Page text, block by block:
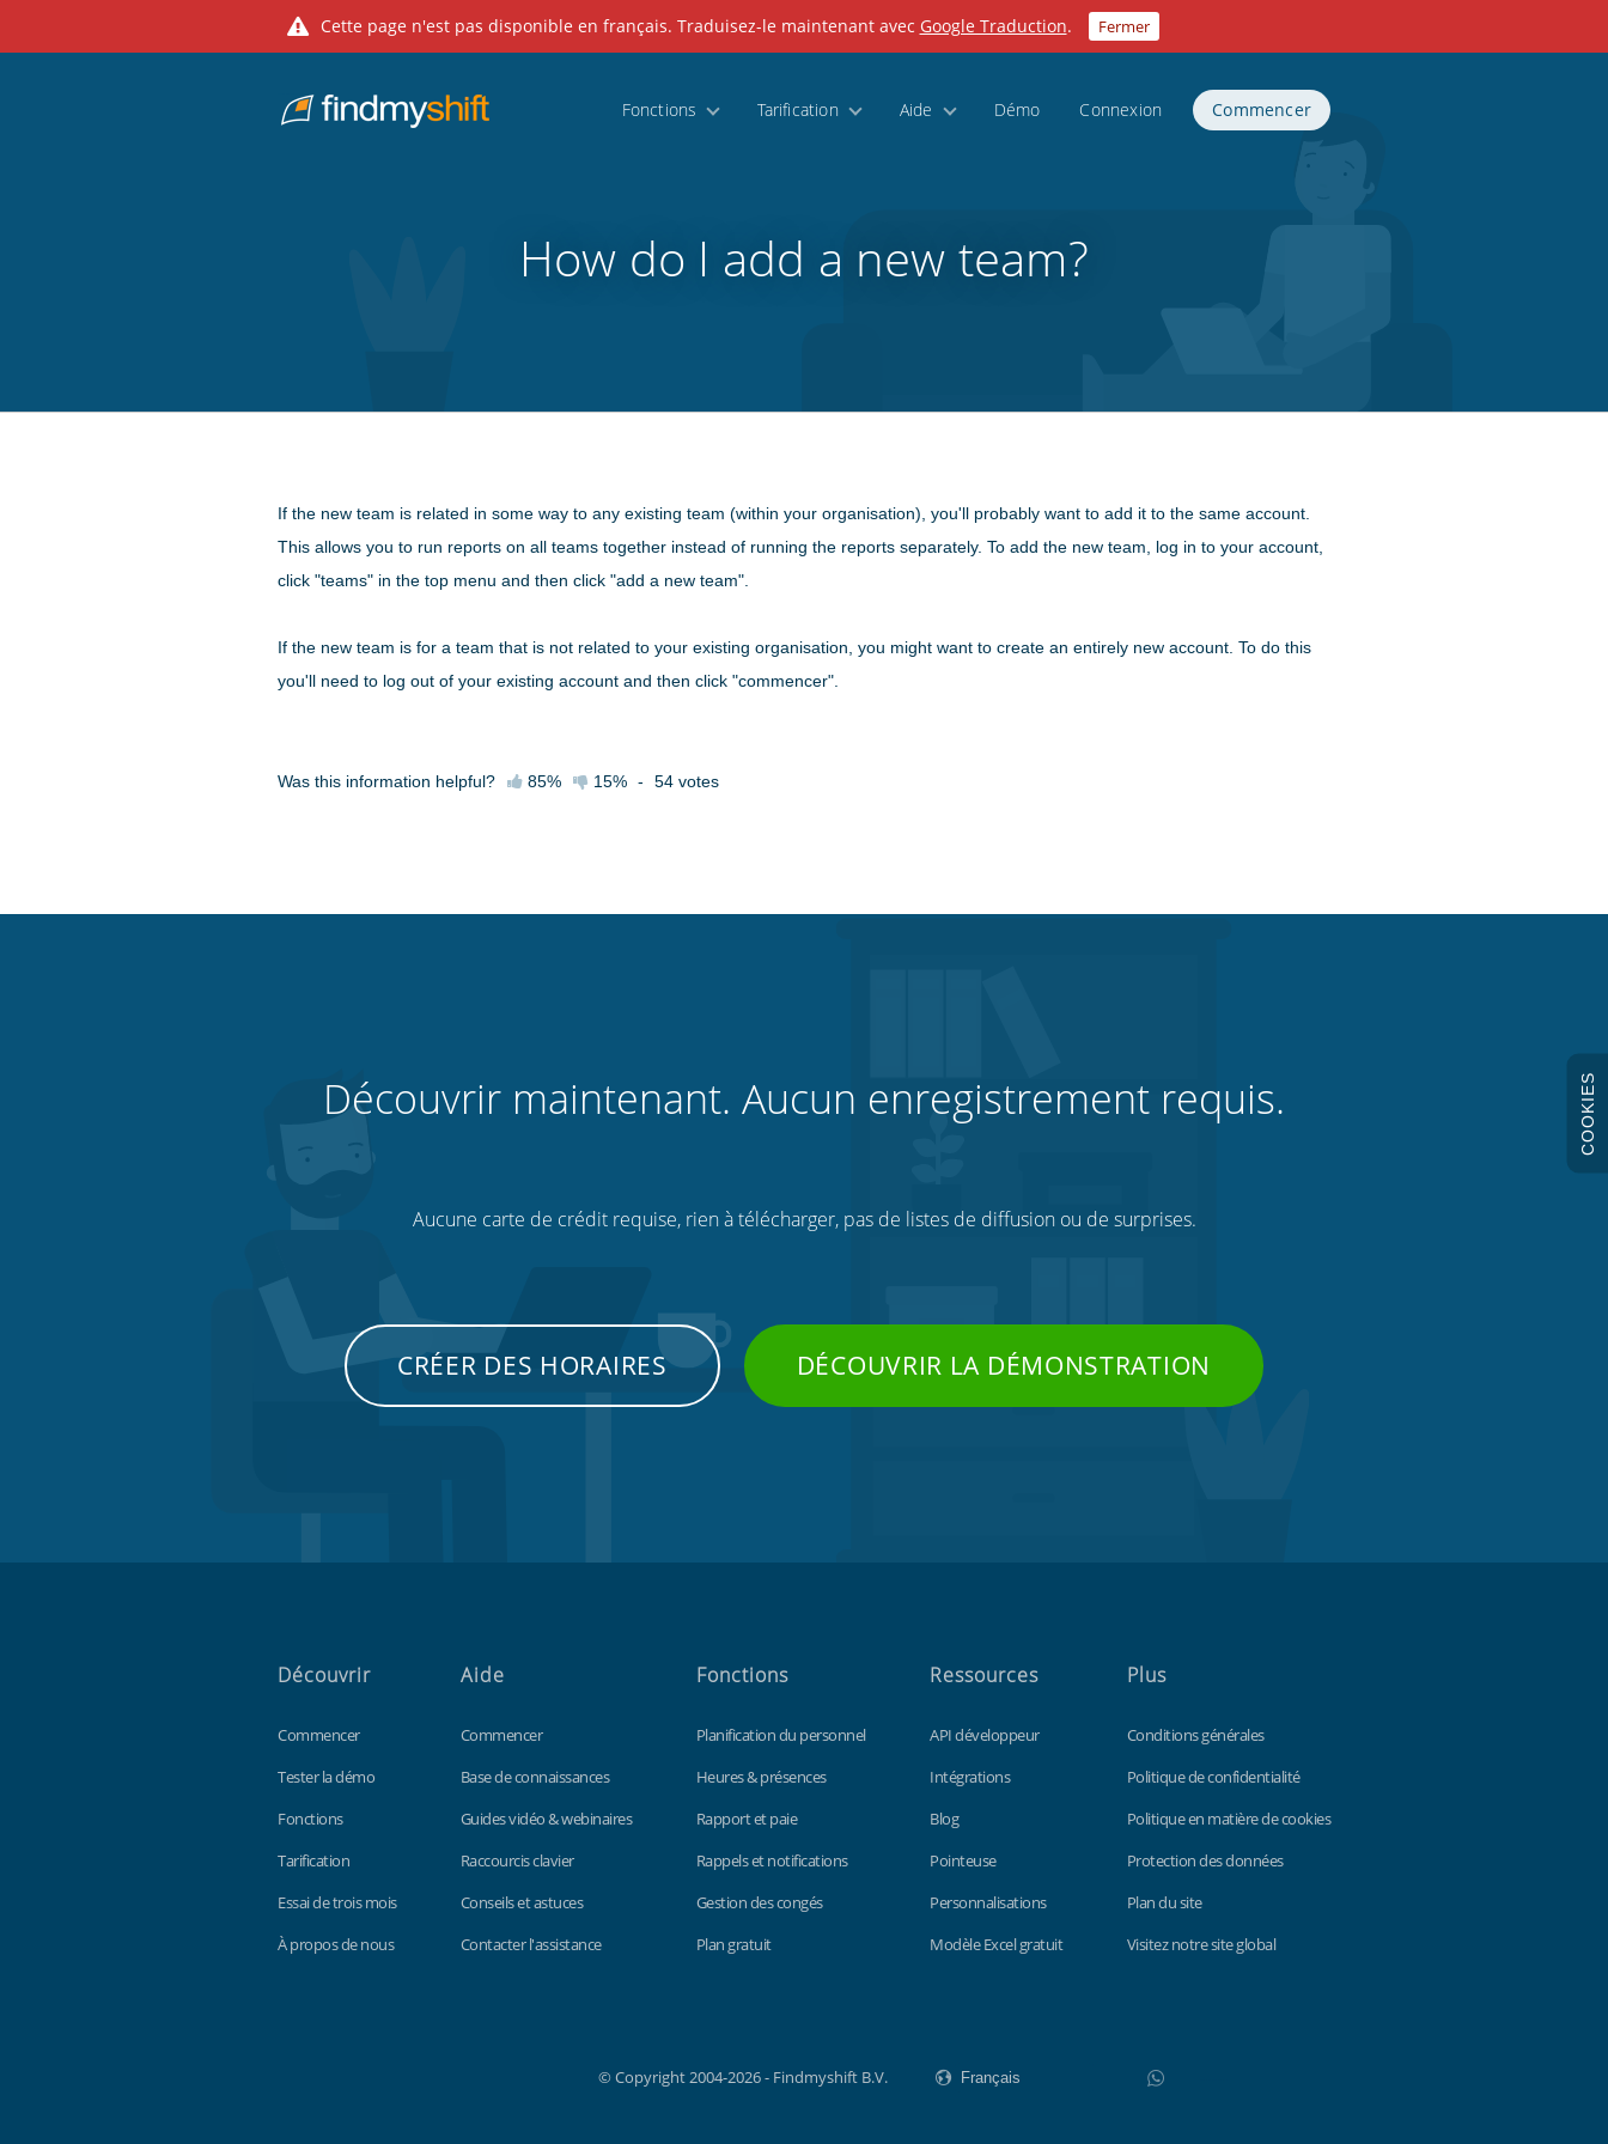
Cette page n'est pas disponible en français. Traduisez-le maintenant avec Google Traduction. Fermer
Fixe Fonctions Tarification Aide Démo Connexion Commencer
How do I add a new team?
If the new team is related in some way to any existing team (within your organisation), you'll probably want to add it to the same account.
This allows you to run reports on all teams together instead of running the reports separately. To add the new team, log in to your account,
click "teams" in the top menu and then click "add a new team".
If the new team is for a team that is not related to your existing organisation, you might want to create an entirely new account. To do this
you'll need to log out of your existing account and then click "commencer".
Was this information helpful? 85% 15% - 54 votes
Découvrir maintenant. Aucun enregistrement requis.
Aucune carte de crédit requise, rien à télécharger, pas de listes de diffusion ou de surprises.
CRÉER DES HORAIRES DÉCOUVRIR LA DÉMONSTRATION
Découvrir
Commencer
Tester la démo
Fonctions
Tarification
Essai de trois mois
À propos de nous
Aide
Commencer
Base de connaissances
Guides vidéo & webinaires
Raccourcis clavier
Conseils et astuces
Contacter l'assistance
Fonctions
Planification du personnel
Heures & présences
Rapport et paie
Rappels et notifications
Gestion des congés
Plan gratuit
Ressources
API développeur
Intégrations
Blog
Pointeuse
Personnalisations
Modèle Excel gratuit
Plus
Conditions générales
Politique de confidentialité
Politique en matière de cookies
Protection des données
Plan du site
Visitez notre site global
© Copyright 2004-2026 - Findmyshift B.V. WhatsApp
COOKIES